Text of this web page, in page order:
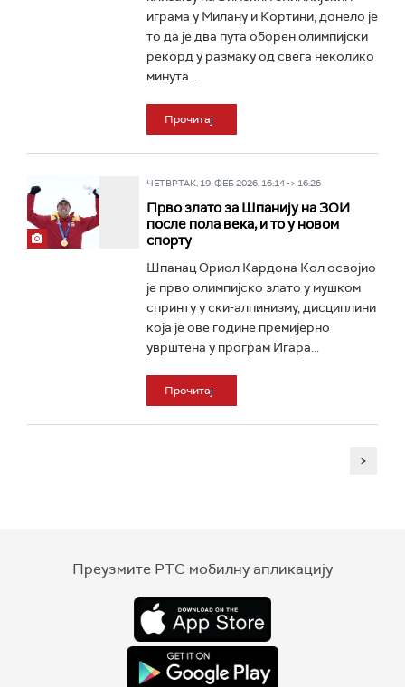
играма у Милану и Кортини, донело је
то да је два пута оборен олимпијски
рекорд у размаку од свега неколико
минута...
Прочитај
ЧЕТВРТАК, 19. ФЕБ 2026, 16:14 -> 16:26
Прво злато за Шпанију на ЗОИ
после пола века, и то у новом
спорту
Шпанац Ориол Кардона Кол освојио
је прво олимпијско злато у мушком
спринту у ски-алпинизму, дисциплини
која је ове године премијерно
уврштена у програм Игара...
Прочитај
>
Преузмите РТС мобилну апликацију